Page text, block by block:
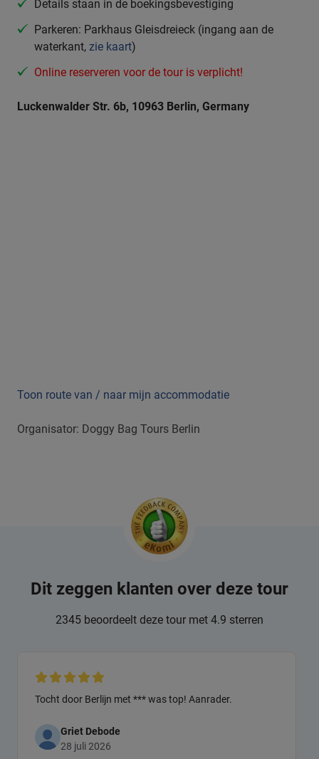
Details staan in de boekingsbevestiging
Parkeren: Parkhaus Gleisdreieck (ingang aan de
waterkant, zie kaart)
Online reserveren voor de tour is verplicht!
Luckenwalder Str. 6b, 10963 Berlin, Germany
Toon route van / naar mijn accommodatie
Organisator: Doggy Bag Tours Berlin
Dit zeggen klanten over deze tour
2345 beoordeelt deze tour met 4.9 sterren
Tocht door Berlijn met *** was top! Aanrader.
Griet Debode
28 juli 2026